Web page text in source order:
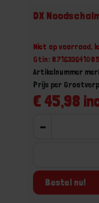
DX
Niet op voorraad,
Gtin:
Artikelnummer
€ 45,98
Prijs per
-
Bestel nu!